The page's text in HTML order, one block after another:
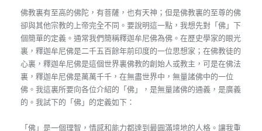
佛教裏有至高的佛陀，有菩薩，也有天神；但是佛教裏的至尊的佛
卻與其他宗教的上帝完全不同。要說明這一點，我想先對「佛」下
個簡單的定義。通常我們簡稱釋迦牟尼佛為佛。在歷史學家的眼光
裏，釋迦牟尼佛是二千五百餘年前印度的一位思想家；在佛教徒的
心裏，釋迦牟尼佛是這個世界裏佛教的創始人或教主，可是在佛法
裏，釋迦牟尼佛是萬萬千千，在無盡世界中，無量諸佛中的一位
佛。我這裏所要向各位介紹的「佛」，是無量諸佛的通義，是廣義
的。我試下的「佛」的定義如下：
「佛」是一個理智，情感和能力都達到最圓滿境地的人格。讓我重